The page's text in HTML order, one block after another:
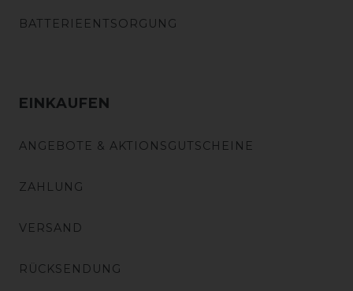
BATTERIEENTSORGUNG
EINKAUFEN
ANGEBOTE & AKTIONSGUTSCHEINE
ZAHLUNG
VERSAND
RÜCKSENDUNG